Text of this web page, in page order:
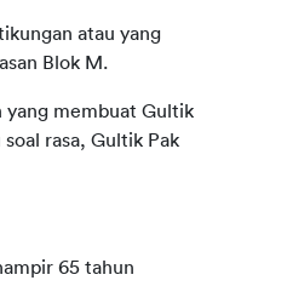
atau yang
Blok M.
yang membuat Gultik
rasa, Gultik Pak
65 tahun